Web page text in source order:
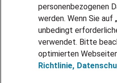
personenbezogenen
werden. Wenn Sie auf
unbedingt
verwendet. Bitte
optimierten
Richtlinie,